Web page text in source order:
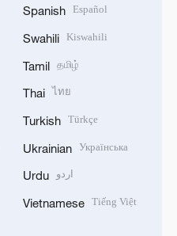
Spanish Español
Swahili Kiswahili
Tamil தமிழ்
Thai ไทย
Turkish Türkçe
Ukrainian Українська
Urdu اردو
Vietnamese Tiếng Việt